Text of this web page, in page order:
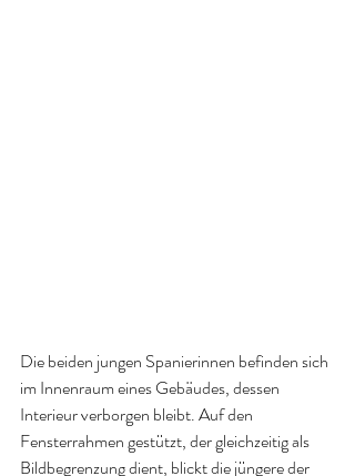
Die beiden jungen Spanierinnen befinden sich
im Innenraum eines Gebäudes, dessen
Interieur verborgen bleibt. Auf den
Fensterrahmen gestützt, der gleichzeitig als
Bildbegrenzung dient, blickt die jüngere der